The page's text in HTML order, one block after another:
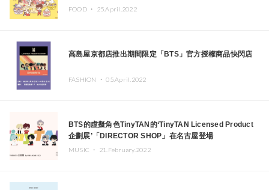
FOOD ・ 25.April.2022
高島屋京都店推出期間限定「BTS」官方授權商品快閃店
FASHION ・05.April.2022
BTS的虛擬角色TinyTAN的‘TinyTAN Licensed Product
企劃展’「DIRECTOR SHOP」在名古屋登場
MUSIC ・ 21.February.2022